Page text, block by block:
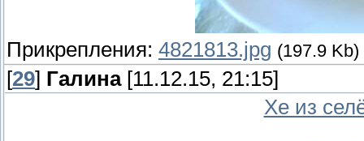
Прикрепления: 4821813.jpg (197.9 Kb)
[29] Галина[11.12.15, 21:15]
Хе из